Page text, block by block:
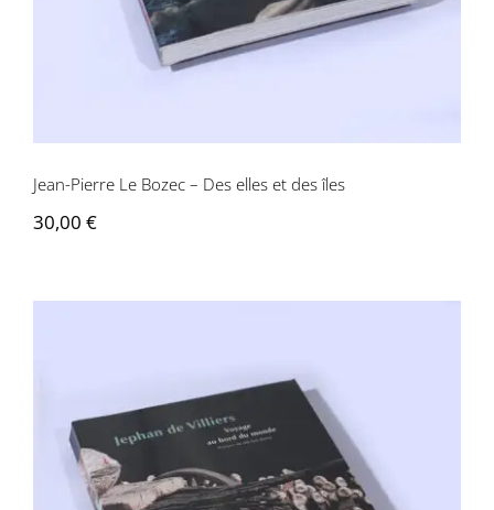
Jean-Pierre Le Bozec – Des elles et des îles
30,00 €
Jephan de Villiers – Voyage au bord du